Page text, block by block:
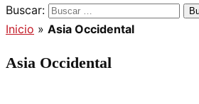
Buscar:
Inicio » Asia Occidental
Asia Occidental